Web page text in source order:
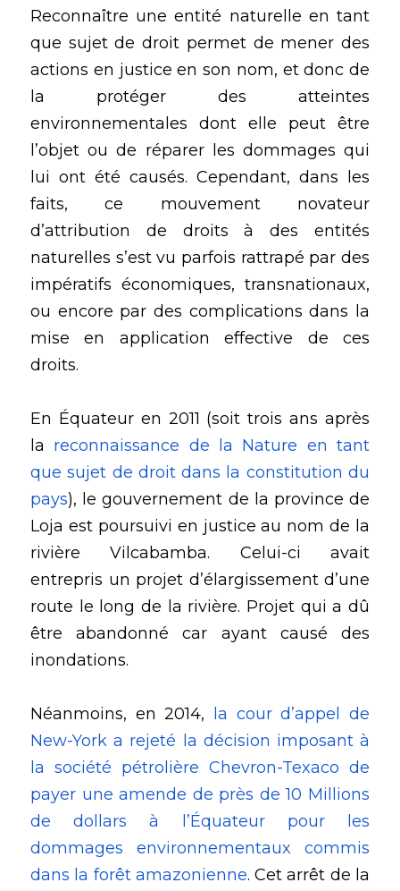
Reconnaître une entité naturelle en tant
que sujet de droit permet de mener des
actions en justice en son nom, et donc de
la protéger des atteintes
environnementales dont elle peut être
l’objet ou de réparer les dommages qui
lui ont été causés. Cependant, dans les
faits, ce mouvement novateur
d’attribution de droits à des entités
naturelles s’est vu parfois rattrapé par des
impératifs économiques, transnationaux,
ou encore par des complications dans la
mise en application effective de ces
droits.
En Équateur en 2011 (soit trois ans après
la reconnaissance de la Nature en tant
que sujet de droit dans la constitution du
pays), le gouvernement de la province de
Loja est poursuivi en justice au nom de la
rivière Vilcabamba. Celui-ci avait
entrepris un projet d’élargissement d’une
route le long de la rivière. Projet qui a dû
être abandonné car ayant causé des
inondations.
Néanmoins, en 2014,
la cour d’appel de
New-York a rejeté la décision imposant à
la société pétrolière Chevron-Texaco de
payer une amende de près de 10 Millions
de dollars à l’Équateur pour les
dommages environnementaux commis
dans la forêt amazonienne. Cet arrêt de la